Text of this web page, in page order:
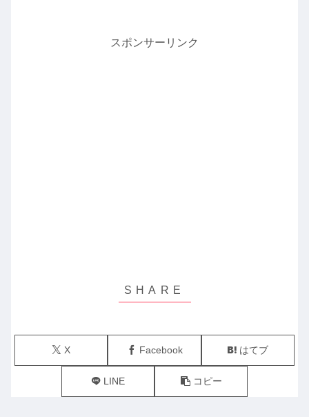
スポンサーリンク
X Facebook はてブ
LINE コピー